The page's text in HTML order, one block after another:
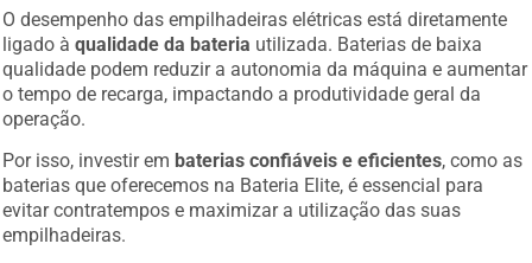
O desempenho das empilhadeiras elétricas está diretamente
ligado àqualidade da bateria utilizada. Baterias de baixa
qualidade podem reduzir a autonomia da máquina e aumentar
o tempo de recarga, impactando a produtividade geral da
operação.
Por isso, investir em baterias confiáveis e eficientes , como as
baterias que oferecemos na Bateria Elite, é essencial para
evitar contratempos e maximizar a utilização das suas
empilhadeiras.